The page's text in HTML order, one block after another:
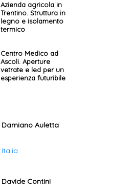
Azienda agricola in
Trentino. Struttura in
legno e isolamento
termico
Centro Medico ad
Ascoli. Aperture
vetrate e led per un
esperienza futuribile
Damiano Auletta
Italia
Davide Contini